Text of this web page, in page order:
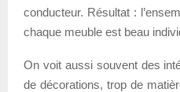
conducteur. Résultat :
chaque meuble est beau
On voit aussi souvent des
de décorations, trop de